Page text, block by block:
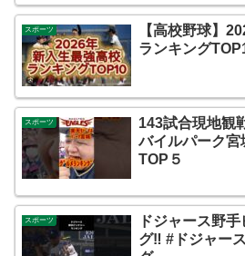
スポーツ
【高校野球】
ランキング
スポーツ
143試合現地観
バイルパーク
TOP５
スポーツ
ドジャース野
グ‼︎ #ドジャー